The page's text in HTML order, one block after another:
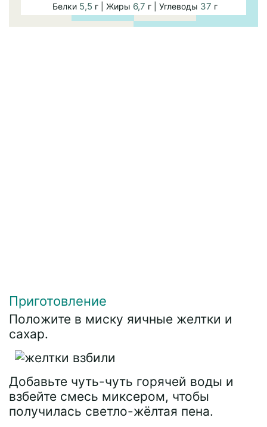
Белки 5,5 г | Жиры 6,7 г | Углеводы 37 г
Приготовление
Положите в миску яичные желтки и
сахар.
Добавьте чуть-чуть горячей воды и
взбейте смесь миксером, чтобы
получилась светло-жёлтая пена.